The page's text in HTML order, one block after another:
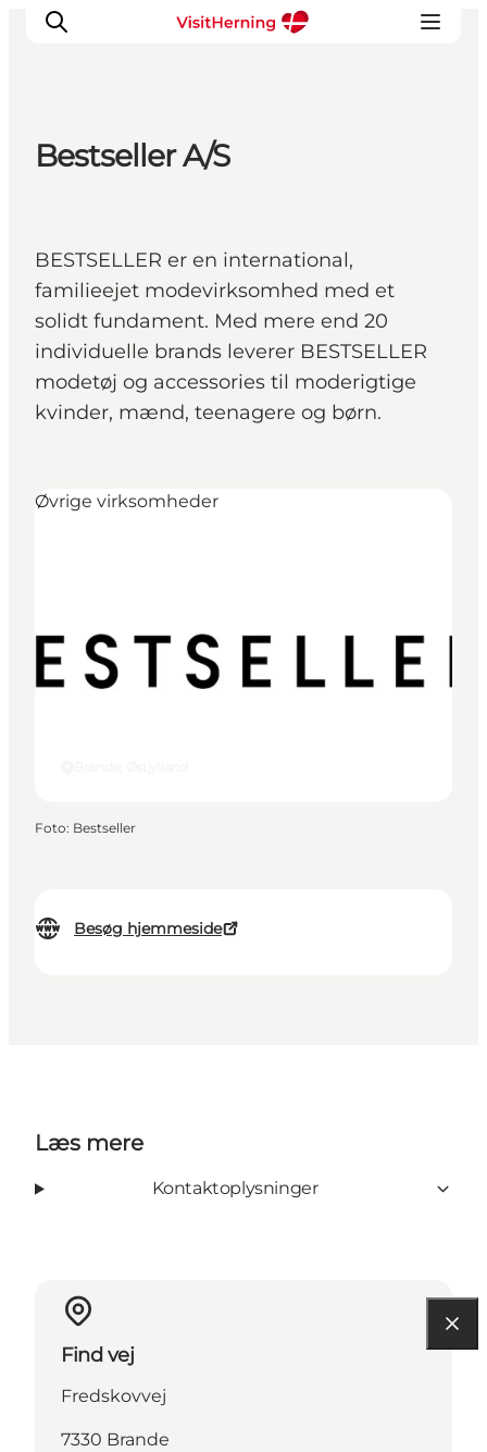
Kunstlandet
Se og oplev
Find vej
Sov godt
Book overnatning
Bestseller A/S
BESTSELLER er en international,
familieejet modevirksomhed med et
solidt fundament. Med mere end 20
individuelle brands leverer BESTSELLER
modetøj og accessories til moderigtige
kvinder, mænd, teenagere og børn.
Besøg hjemmeside
Øvrige virksomheder
Foto: Bestseller
Læs mere
Kontaktoplysninger
Find vej
Fredskovvej
7330 Brande